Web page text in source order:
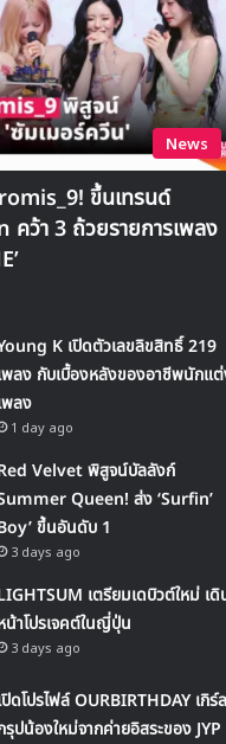
News
ขึ้นเทรนด์
ว้า 3 ถ้วยรายการเพลง
K เปิดตัวเลขลิขสิทธิ์ 219
พลง กับเบื้องหลังของอาชีพนักแ
พลง
1 day ago
Velvet พิสูจน์บัลลังก์
Queen! ส่ง ‘Surfin’
ขึ้นอันดับ 1
3 days ago
เตรียมเดบิวต์ใหม่ เดิ
น้าโปรเจคต์ในญี่ปุ่น
3 days ago
ปิดโปรไฟล์ OURBIRTHDAY เกิร์ล
รุปน้องใหม่จากค่ายอิสระของ JYP